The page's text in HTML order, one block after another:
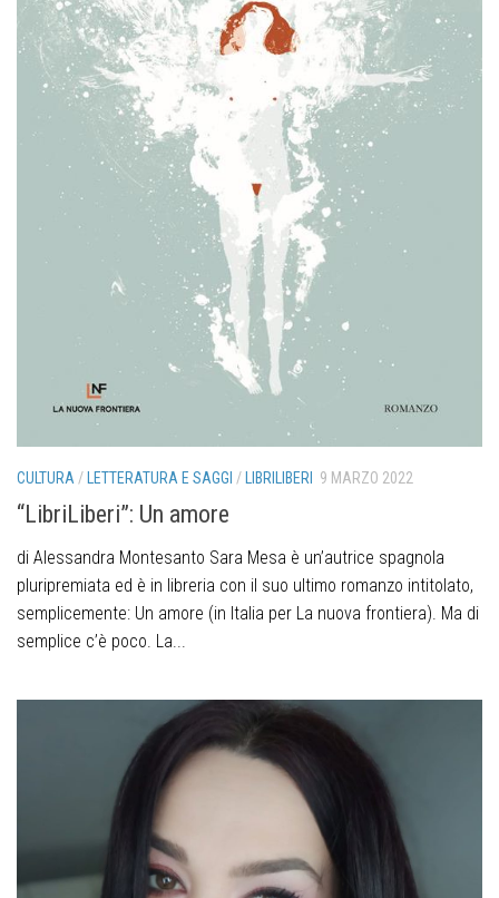
CULTURA / LETTERATURA E SAGGI / LIBRILIBERI 9 MARZO 2022
“LibriLiberi”: Un amore
di Alessandra Montesanto Sara Mesa è un’autrice spagnola
pluripremiata ed è in libreria con il suo ultimo romanzo intitolato,
semplicemente: Un amore (in Italia per La nuova frontiera). Ma di
semplice c’è poco. La...